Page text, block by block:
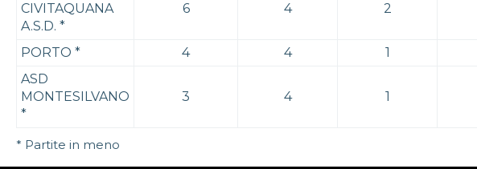
CIVITAQUANA
A.S.D. *
6 4 2
PORTO * 4 4 1
ASD
MONTESILVANO
*
3 4 1
* Partite in meno